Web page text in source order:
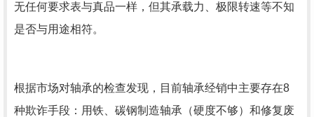
无任何要求表与真品一样，但其承载力、极限转速等不知
是否与用途相符。
根据市场对轴承的检查发现，目前轴承经销中主要存在8
种欺诈手段：用铁、碳钢制造轴承（硬度不够）和修复废